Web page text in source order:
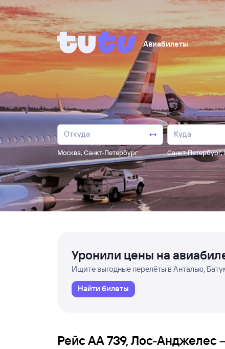
Авиабилеты
Москва, Санкт-Петербург Санкт-Петербург,
Уронили цены на
Ищите выгодные перелёты в Анталью,
Найти билеты
Рейс AA 739, Лос-Анджелес